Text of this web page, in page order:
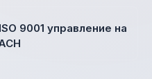
9001 управление на